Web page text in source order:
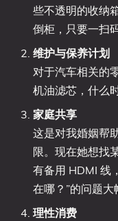
些不透明的收纳
倒柜，只要一扫
维护与保养计划
对于汽车相关的
机油滤芯，什么
家庭共享
这是对我婚姻帮
限。现在她想找
有备用 HDMI 线
在哪？”的问题大
理性消费